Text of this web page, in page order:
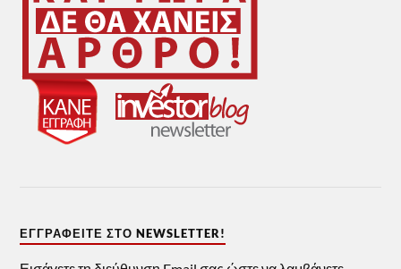
ΕΓΓΡΑΦΕΊΤΕ ΣΤΟ NEWSLETTER!